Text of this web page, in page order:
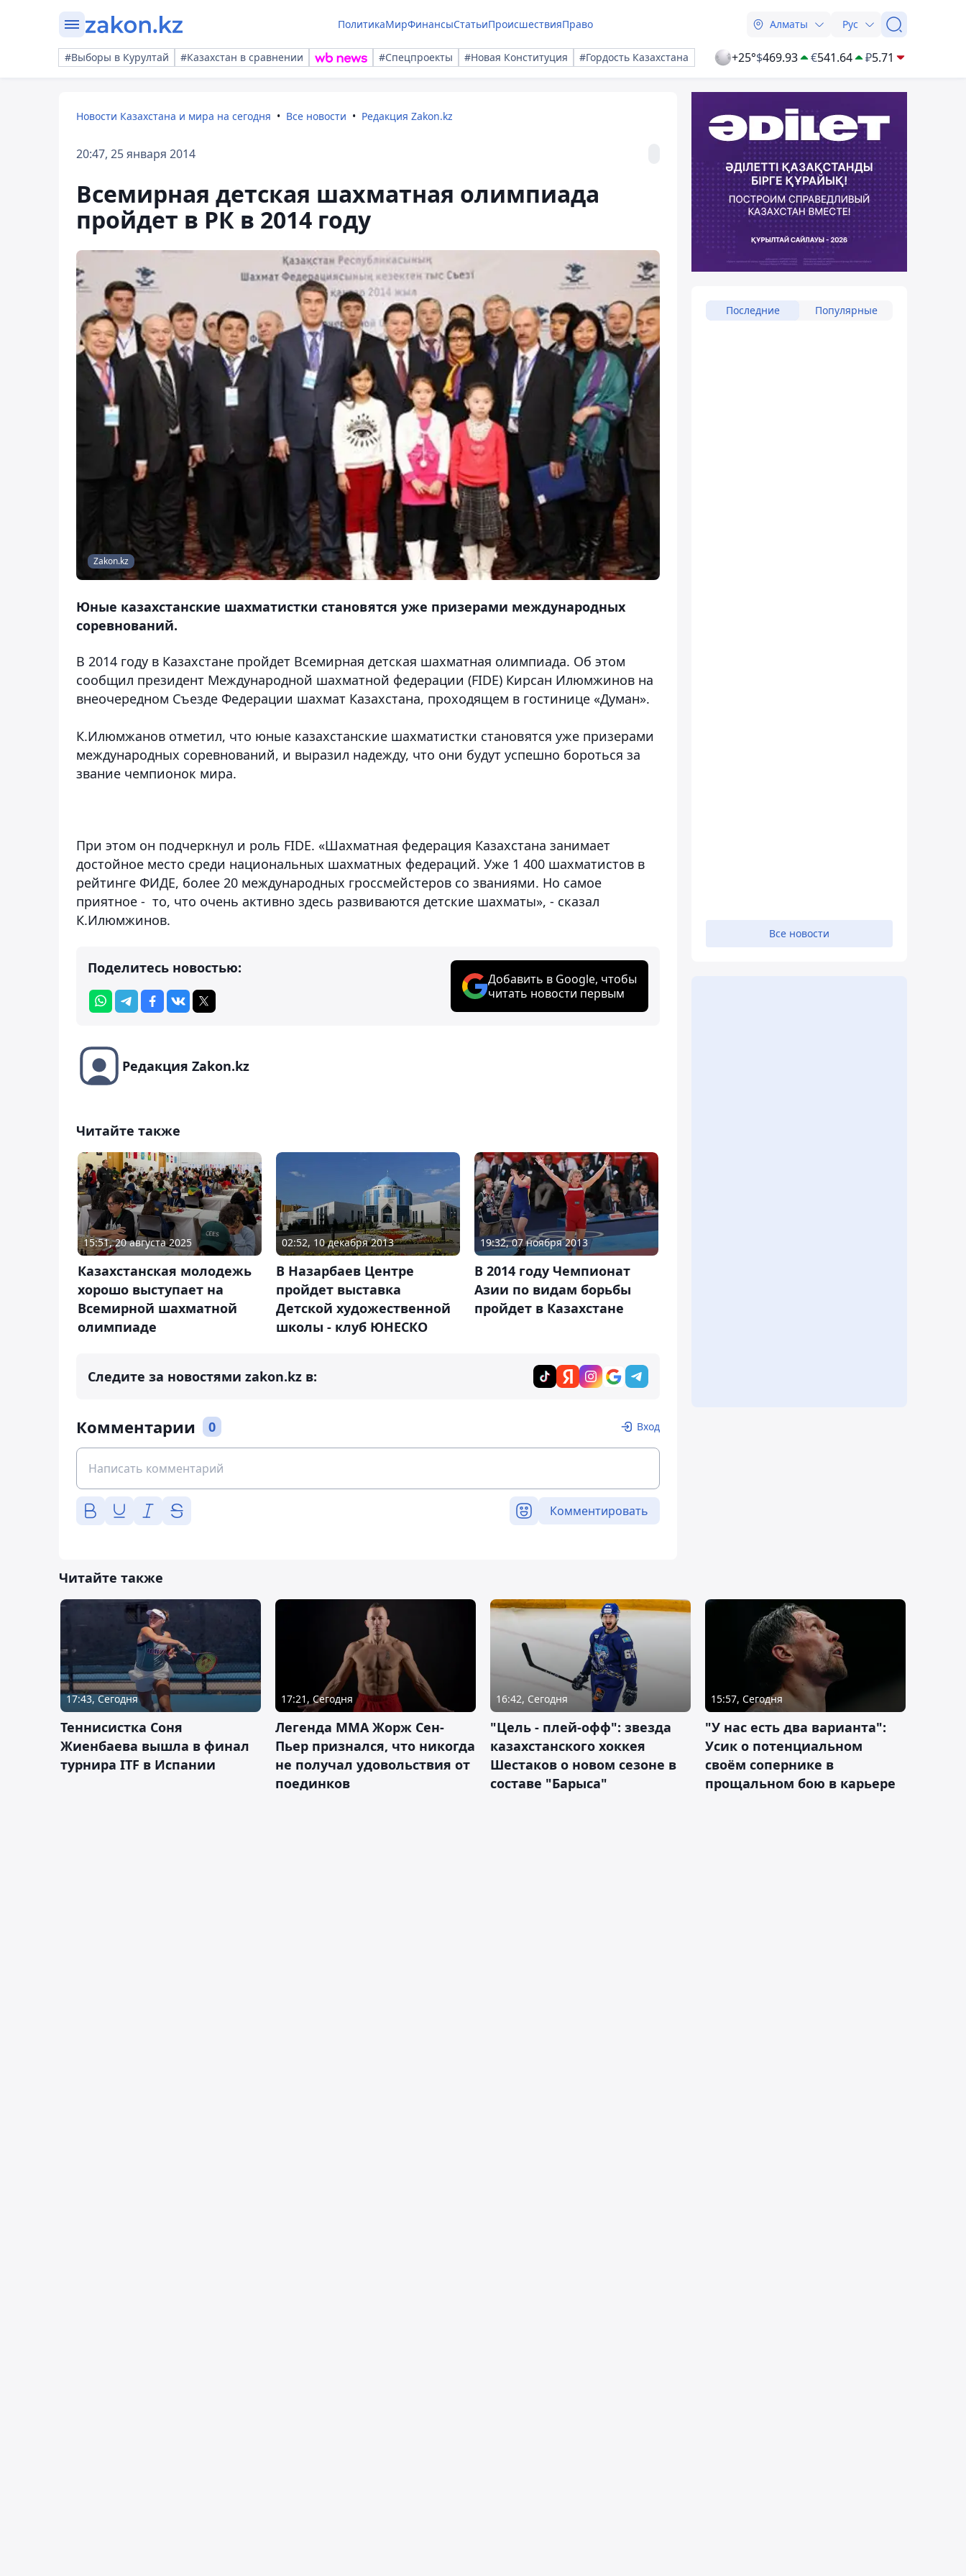
ПолитикаМирФинансыСтатьиПроисшествияПраво Алматы Рус
#Выборы в Курултай #Казахстан в сравнении #Спецпроекты #Новая Конституция #Гордость Казахстана +25°$469.93 €541.64 ₽5.71
Новости Казахстана и мира на сегодня Все новости Редакция Zakon.kz
20:47, 25 января 2014
Всемирная детская шахматная олимпиада
пройдет в РК в 2014 году
Zakon.kz
Юные казахстанские шахматистки становятся уже призерами международных
соревнований.
В 2014 году в Казахстане пройдет Всемирная детская шахматная олимпиада. Об этом
сообщил президент Международной шахматной федерации (FIDE) Кирсан Илюмжинов на
внеочередном Съезде Федерации шахмат Казахстана, проходящем в гостинице «Думан».
К.Илюмжанов отметил, что юные казахстанские шахматистки становятся уже призерами
международных соревнований, и выразил надежду, что они будут успешно бороться за
звание чемпионок мира.
При этом он подчеркнул и роль FIDE. «Шахматная федерация Казахстана занимает
достойное место среди национальных шахматных федераций. Уже 1 400 шахматистов в
рейтинге ФИДЕ, более 20 международных гроссмейстеров со званиями. Но самое
приятное - то, что очень активно здесь развиваются детские шахматы», - сказал
К.Илюмжинов.
Поделитесь новостью:
Добавить в Google, чтобы
читать новости первым
Редакция Zakon.kz
Читайте также
15:51, 20 августа 2025
Казахстанская молодежь
хорошо выступает на
Всемирной шахматной
олимпиаде
02:52, 10 декабря 2013
В Назарбаев Центре
пройдет выставка
Детской художественной
школы - клуб ЮНЕСКО
19:32, 07 ноября 2013
В 2014 году Чемпионат
Азии по видам борьбы
пройдет в Казахстане
Следите за новостями zakon.kz в:
Комментарии 0 Вход
Комментировать
Последние Популярные
Все новости
Читайте также
17:43, Сегодня
Теннисистка Соня
Жиенбаева вышла в финал
турнира ITF в Испании
17:21, Сегодня
Легенда ММА Жорж Сен-
Пьер признался, что никогда
не получал удовольствия от
поединков
16:42, Сегодня
"Цель - плей-офф": звезда
казахстанского хоккея
Шестаков о новом сезоне в
составе "Барыса"
15:57, Сегодня
"У нас есть два варианта":
Усик о потенциальном
своём сопернике в
прощальном бою в карьере